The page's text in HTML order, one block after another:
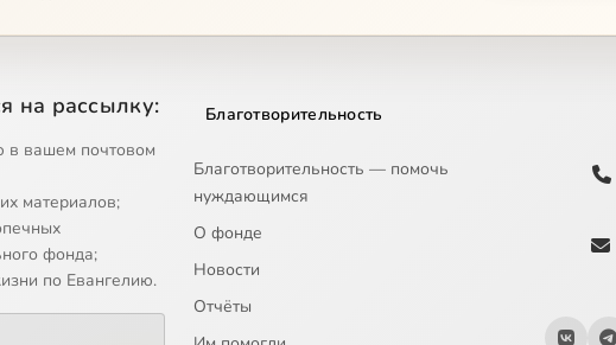
на рассылку:
вашем почтовом
материалов;
фонда;
по Евангелию.
Благотворительность
Благотворительность — помочь
нуждающимся
О фонде
Новости
Отчёты